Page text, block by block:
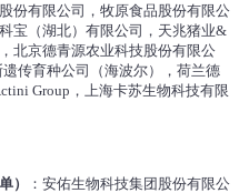
份有限公司，牧原食品股份有限公
宝（湖北）有限公司，天兆猪业&
北京德青源农业科技股份有限公
传育种公司（海波尔），荷兰德
Group，上海卡苏生物科技有限
）
：安佑生物科技集团股份有限公